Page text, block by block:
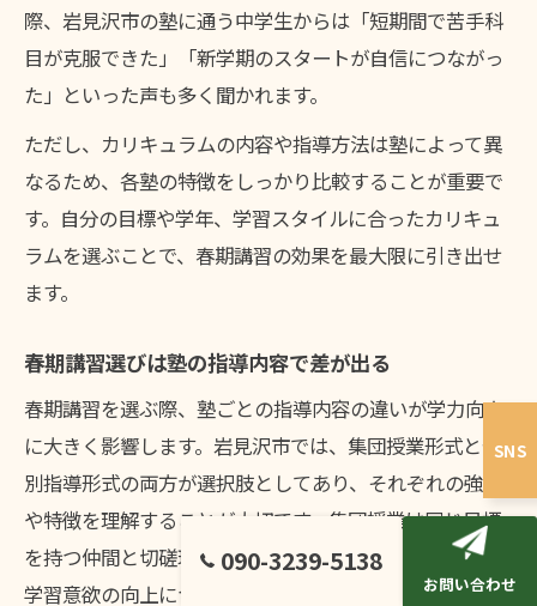
際、岩見沢市の塾に通う中学生からは「短期間で苦手科
目が克服できた」「新学期のスタートが自信につながっ
た」といった声も多く聞かれます。
ただし、カリキュラムの内容や指導方法は塾によって異
なるため、各塾の特徴をしっかり比較することが重要で
す。自分の目標や学年、学習スタイルに合ったカリキュ
ラムを選ぶことで、春期講習の効果を最大限に引き出せ
ます。
春期講習選びは塾の指導内容で差が出る
春期講習を選ぶ際、塾ごとの指導内容の違いが学力向上
に大きく影響します。岩見沢市では、集団授業形式と個
別指導形式の両方が選択肢としてあり、それぞれの強み
や特徴を理解することが大切です。集団授業は同じ目標
を持つ仲間と切磋琢磨できる環境が魅力で、競争意識や
学習意欲の向上につながります。
SNS
090-3239-5138
お問い合わせ